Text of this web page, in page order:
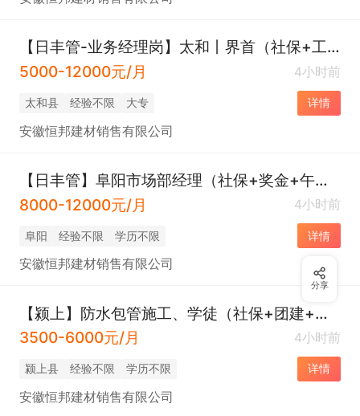
【日丰管-业务经理岗】太和丨界首（社保+工作餐+团建+福利）
5000-12000元/月
4小时前
太和县 经验不限 大专 详情
安徽恒邦建材销售有限公司
【日丰管】阜阳市场部经理（社保+奖金+午餐+福利+团建）
8000-12000元/月
4小时前
阜阳 经验不限 学历不限 详情
安徽恒邦建材销售有限公司
【颍上】防水包管施工、学徒（社保+团建+福利+工作餐等）
3500-6000元/月
4小时前
颍上县 经验不限 学历不限 详情
安徽恒邦建材销售有限公司
分享